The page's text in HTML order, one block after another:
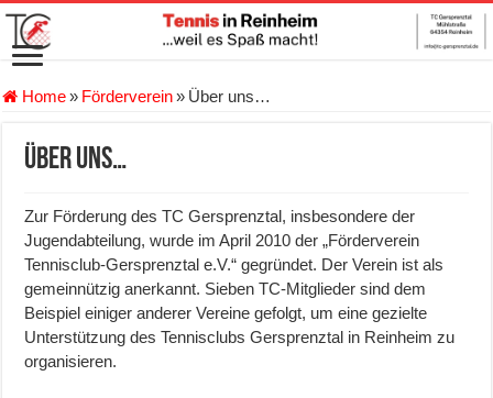
Home» Förderverein» Über uns…
Über uns…
Zur Förderung des TC Gersprenztal, insbesondere der
Jugendabteilung, wurde im April 2010 der „Förderverein
Tennisclub-Gersprenztal e.V.“ gegründet. Der Verein ist als
gemeinnützig anerkannt. Sieben TC-Mitglieder sind dem
Beispiel einiger anderer Vereine gefolgt, um eine gezielte
Unterstützung des Tennisclubs Gersprenztal in Reinheim zu
organisieren.